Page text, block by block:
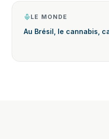
LE MONDE
Au Brésil, le cannabis,